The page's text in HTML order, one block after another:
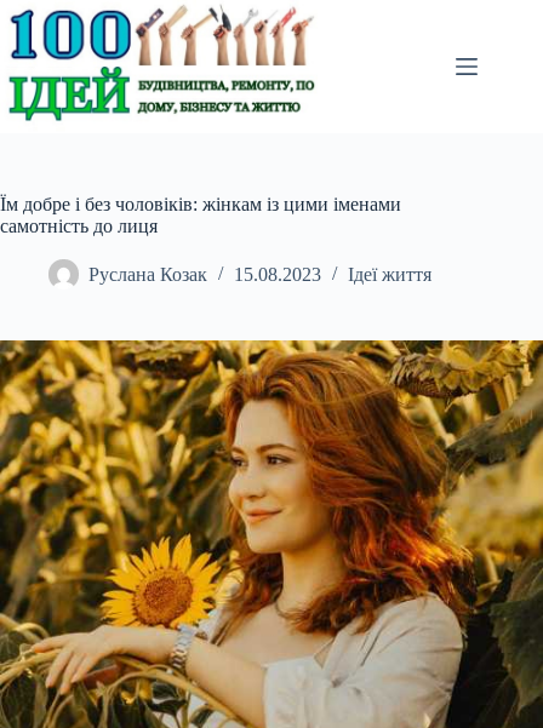
Перейти
до
вмісту
Їм добре і без чоловіків: жінкам із цими іменами
самотність до лиця
Руслана Козак 15.08.2023 Ідеї життя